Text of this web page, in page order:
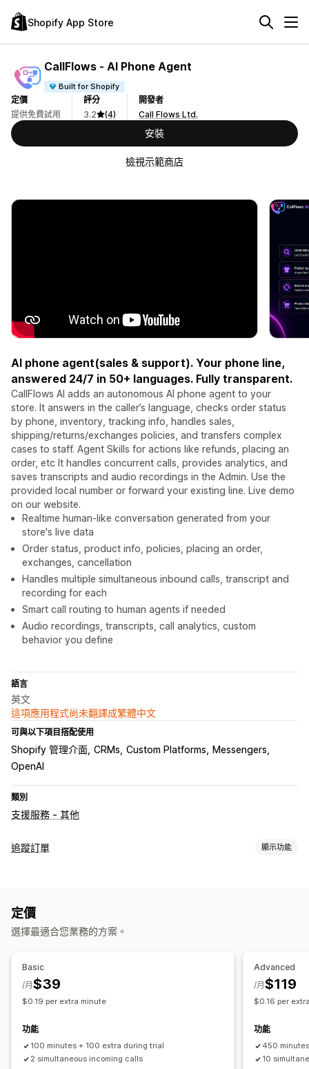
Shopify App Store
CallFlows ‑ AI Phone Agent
Built for Shopify
定價
提供免費試用
評分
3.2
(4)
開發者
Call Flows Ltd.
安裝
檢視示範商店
AI phone agent(sales & support). Your phone line,
answered 24/7 in 50+ languages. Fully transparent.
CallFlows AI adds an autonomous AI phone agent to your
store. It answers in the caller’s language, checks order status
by phone, inventory, tracking info, handles sales,
shipping/returns/exchanges policies, and transfers complex
cases to staff. Agent Skills for actions like refunds, placing an
order, etc It handles concurrent calls, provides analytics, and
saves transcripts and audio recordings in the Admin. Use the
provided local number or forward your existing line. Live demo
on our website.
Realtime human-like conversation generated from your
store's live data
Order status, product info, policies, placing an order,
exchanges, cancellation
Handles multiple simultaneous inbound calls, transcript and
recording for each
Smart call routing to human agents if needed
Audio recordings, transcripts, call analytics, custom
behavior you define
語言
英文
這項應用程式尚未翻譯成繁體中文
可與以下項目搭配使用
Shopify 管理介面 CRMs Custom Platforms
Messengers
OpenAI
類別
支援服務 - 其他
追蹤訂單 顯示功能
定價
選擇最適合您業務的方案。
Basic
$39
/月
$0.19 per extra minute
功能
100 minutes + 100 extra during trial
2 simultaneous incoming calls
Advanced
$119
/月
$0.16 per
功能
450
10